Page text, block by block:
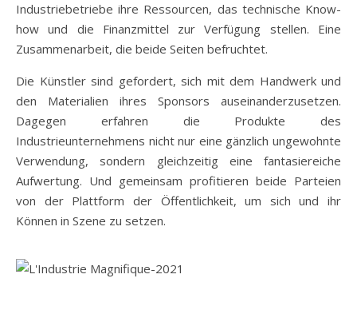
Industriebetriebe ihre Ressourcen, das technische Know-
how und die Finanzmittel zur Verfügung stellen. Eine
Zusammenarbeit, die beide Seiten befruchtet.
Die Künstler sind gefordert, sich mit dem Handwerk und
den Materialien ihres Sponsors auseinanderzusetzen.
Dagegen erfahren die Produkte des
Industrieunternehmens nicht nur eine gänzlich ungewohnte
Verwendung, sondern gleichzeitig eine fantasiereiche
Aufwertung. Und gemeinsam profitieren beide Parteien
von der Plattform der Öffentlichkeit, um sich und ihr
Können in Szene zu setzen.